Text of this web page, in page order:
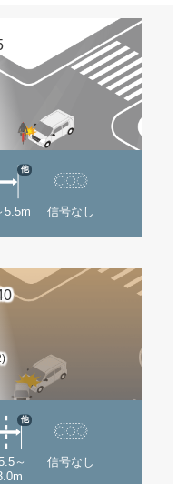
5.5m
他
信号なし
～
他
信号なし